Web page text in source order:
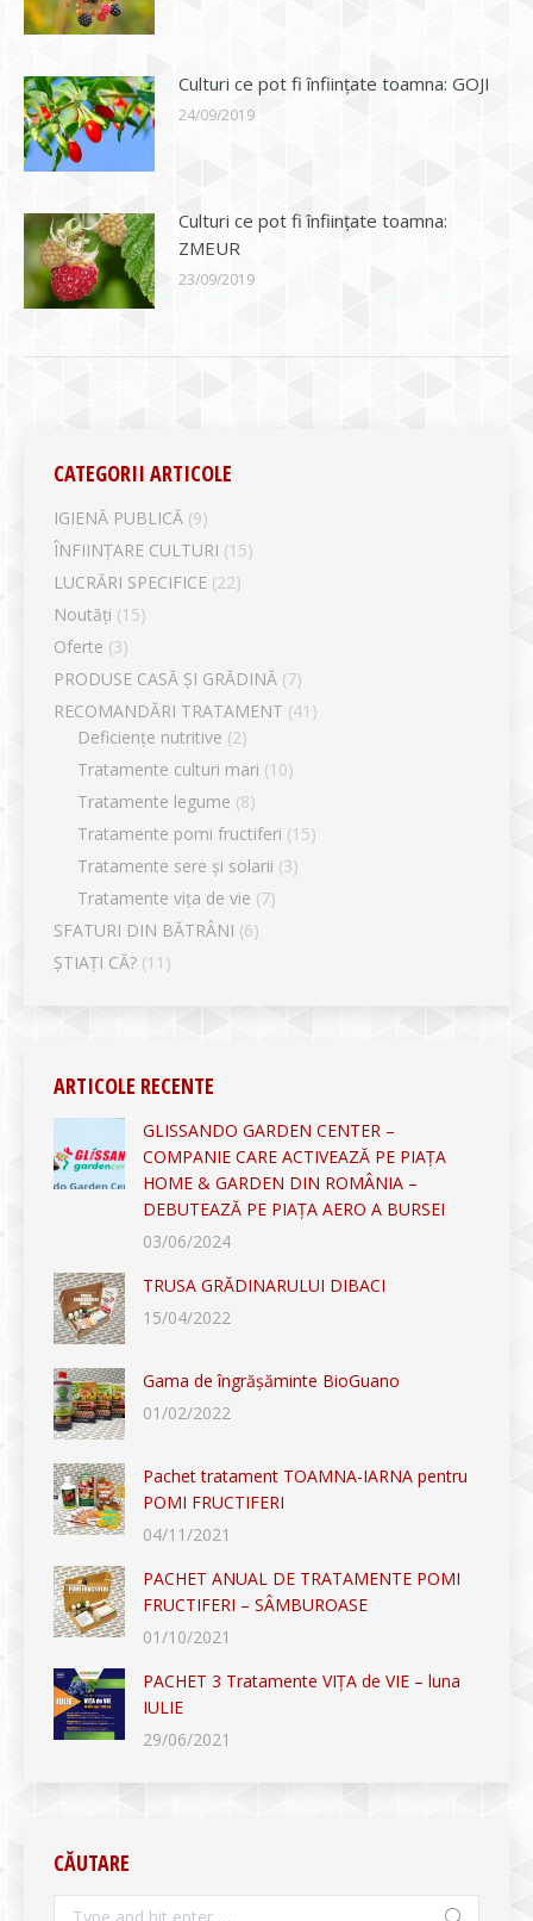
Culturi ce pot fi înființate toamna: GOJI
24/09/2019
Culturi ce pot fi înființate toamna:
ZMEUR
23/09/2019
CATEGORII ARTICOLE
IGIENĂ PUBLICĂ (9)
ÎNFIINȚARE CULTURI (15)
LUCRĂRI SPECIFICE (22)
Noutăți (15)
Oferte (3)
PRODUSE CASĂ ȘI GRĂDINĂ (7)
RECOMANDĂRI TRATAMENT (41)
Deficiențe nutritive (2)
Tratamente culturi mari (10)
Tratamente legume (8)
Tratamente pomi fructiferi (15)
Tratamente sere și solarii (3)
Tratamente vița de vie (7)
SFATURI DIN BĂTRÂNI (6)
ȘTIAȚI CĂ? (11)
ARTICOLE RECENTE
GLISSANDO GARDEN CENTER –
COMPANIE CARE ACTIVEAZĂ PE PIAȚA
HOME & GARDEN DIN ROMÂNIA –
DEBUTEAZĂ PE PIAȚA AERO A BURSEI
03/06/2024
TRUSA GRĂDINARULUI DIBACI
15/04/2022
Gama de îngrășăminte BioGuano
01/02/2022
Pachet tratament TOAMNA-IARNA pentru
POMI FRUCTIFERI
04/11/2021
PACHET ANUAL DE TRATAMENTE POMI
FRUCTIFERI – SÂMBUROASE
01/10/2021
PACHET 3 Tratamente VIȚA de VIE – luna
IULIE
29/06/2021
CĂUTARE
Search: